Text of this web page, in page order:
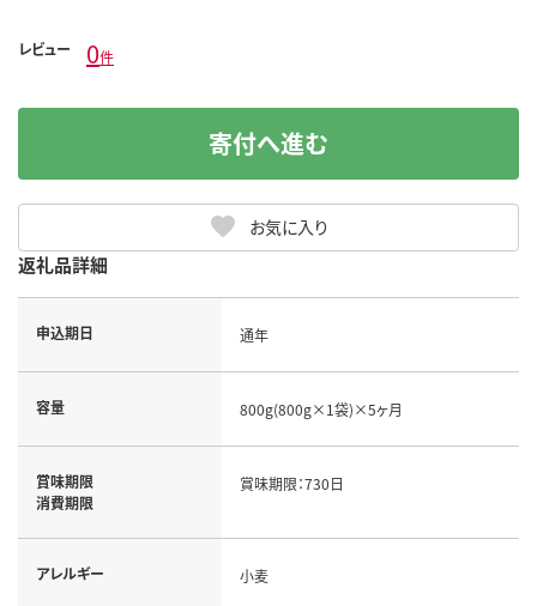
レビュー 0件
お気に入り
寄付へ進む
返礼品詳細
申込期日 通年
容量 800g(800g×1袋)×5ヶ月
賞味期限
消費期限
賞味期限：730日
アレルギー 小麦